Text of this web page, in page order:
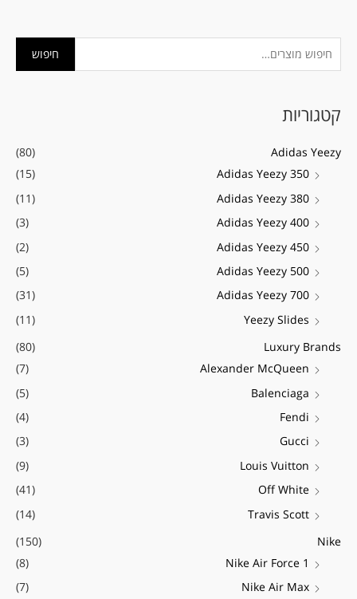
י
ו
ע
חיפוש
קטגוריות
Adidas Yeezy
(80)
Adidas Yeezy 350
(15)
Adidas Yeezy 380
(11)
Adidas Yeezy 400
(3)
Adidas Yeezy 450
(2)
Adidas Yeezy 500
(5)
Adidas Yeezy 700
(31)
Yeezy Slides
(11)
Luxury Brands
(80)
Alexander McQueen
(7)
Balenciaga
(5)
Fendi
(4)
Gucci
(3)
Louis Vuitton
(9)
Off White
(41)
Travis Scott
(14)
Nike
(150)
Nike Air Force 1
(8)
Nike Air Max
(7)
ח
י
נ
י
מ
ל
י
ח
ק
ס
י
מ
ל
י